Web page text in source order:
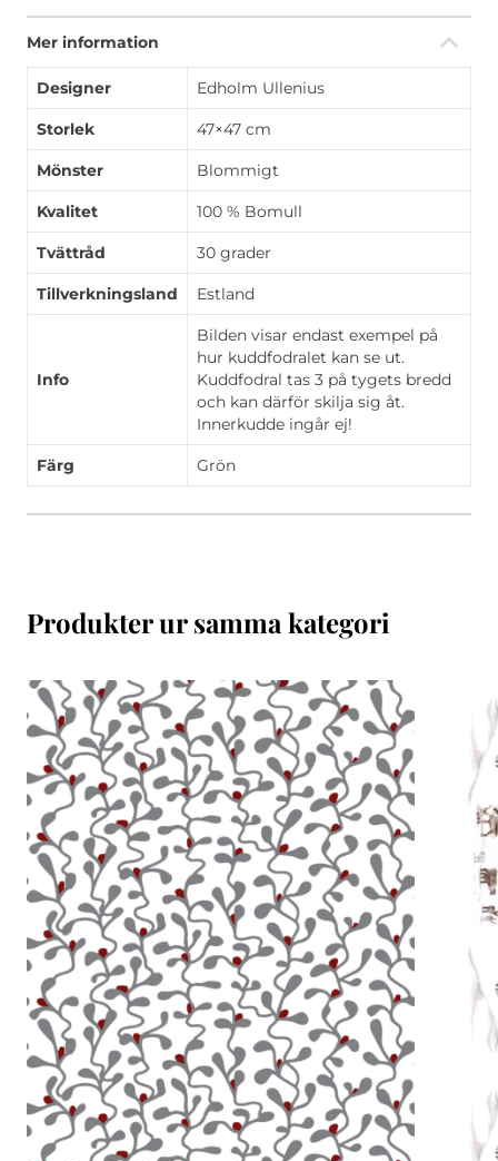
Mer information
Designer Edholm Ullenius
Storlek 47×47 cm
Mönster Blommigt
Kvalitet 100 % Bomull
Tvättråd 30 grader
Tillverkningsland Estland
Info
Bilden visar endast exempel på
hur kuddfodralet kan se ut.
Kuddfodral tas 3 på tygets bredd
och kan därför skilja sig åt.
Innerkudde ingår ej!
Färg Grön
Produkter ur samma kategori